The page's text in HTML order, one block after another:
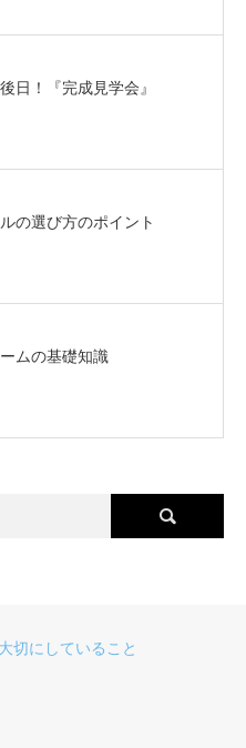
日！『完成見学会』
の選び方のポイント
ムの基礎知識
大切にしていること